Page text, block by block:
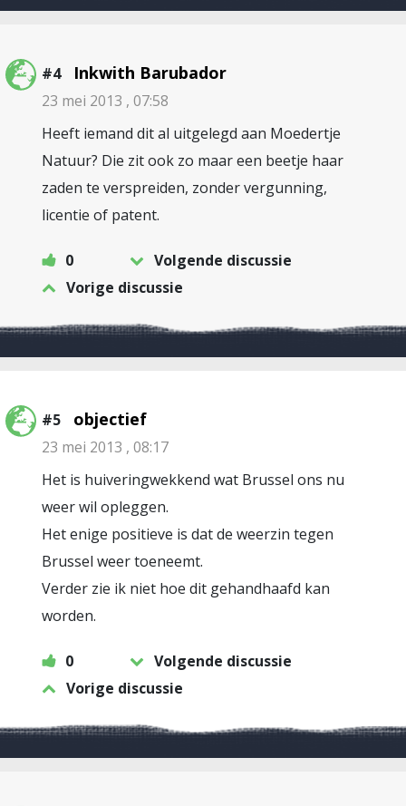
#4 Inkwith Barubador
23 mei 2013 , 07:58
Heeft iemand dit al uitgelegd aan Moedertje
Natuur? Die zit ook zo maar een beetje haar
zaden te verspreiden, zonder vergunning,
licentie of patent.
0
Volgende discussie
Vorige discussie
#5 objectief
23 mei 2013 , 08:17
Het is huiveringwekkend wat Brussel ons nu
weer wil opleggen.
Het enige positieve is dat de weerzin tegen
Brussel weer toeneemt.
Verder zie ik niet hoe dit gehandhaafd kan
worden.
0
Volgende discussie
Vorige discussie